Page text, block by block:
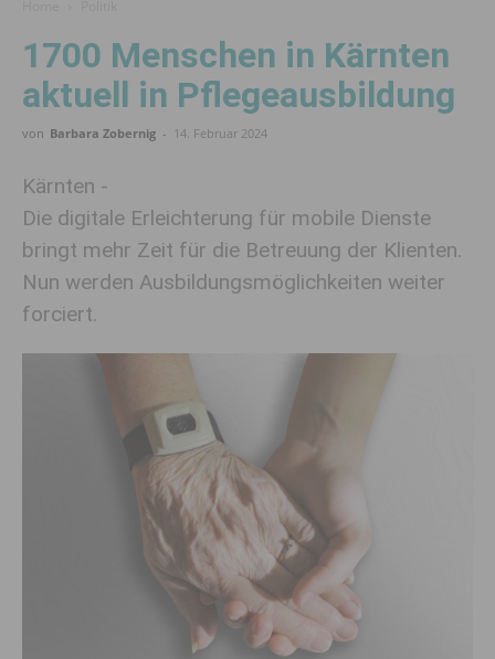
1700 Menschen in Kärnten
aktuell in Pflegeausbildung
von Barbara Zobernig - 14. Februar 2024
Kärnten -
Die digitale Erleichterung für mobile Dienste
bringt mehr Zeit für die Betreuung der Klienten.
Nun werden Ausbildungsmöglichkeiten weiter
forciert.